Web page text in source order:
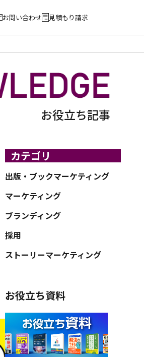
お問い合わせ 見積もり請求
お役立ち記事
カテゴリ
出版・ブックマーケティング
マーケティング
ブランディング
採用
ストーリーマーケティング
お役立ち資料